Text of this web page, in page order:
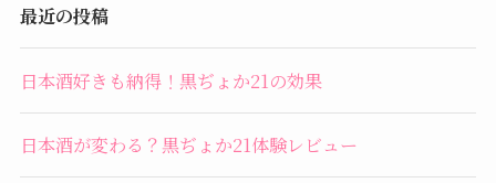
最近の投稿
日本酒好きも納得！黒ぢょか21の効果
日本酒が変わる？黒ぢょか21体験レビュー